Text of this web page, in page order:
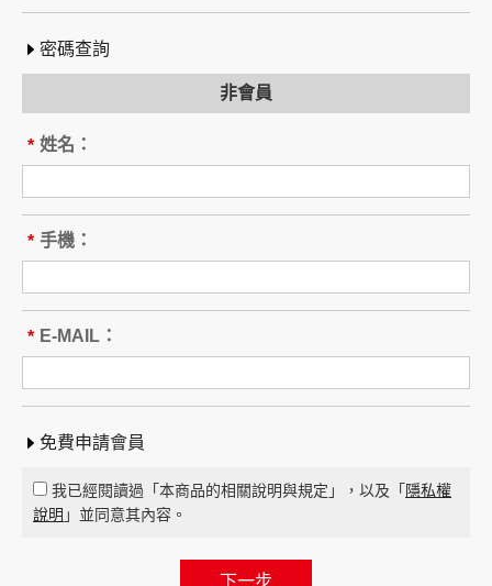
間
密碼查詢
非會員
* 姓名：
* 手機：
* E-MAIL：
免費申請會員
我已經閱讀過「本商品的相關說明與規定」，以及「 隱私權
說明 」並同意其內容。